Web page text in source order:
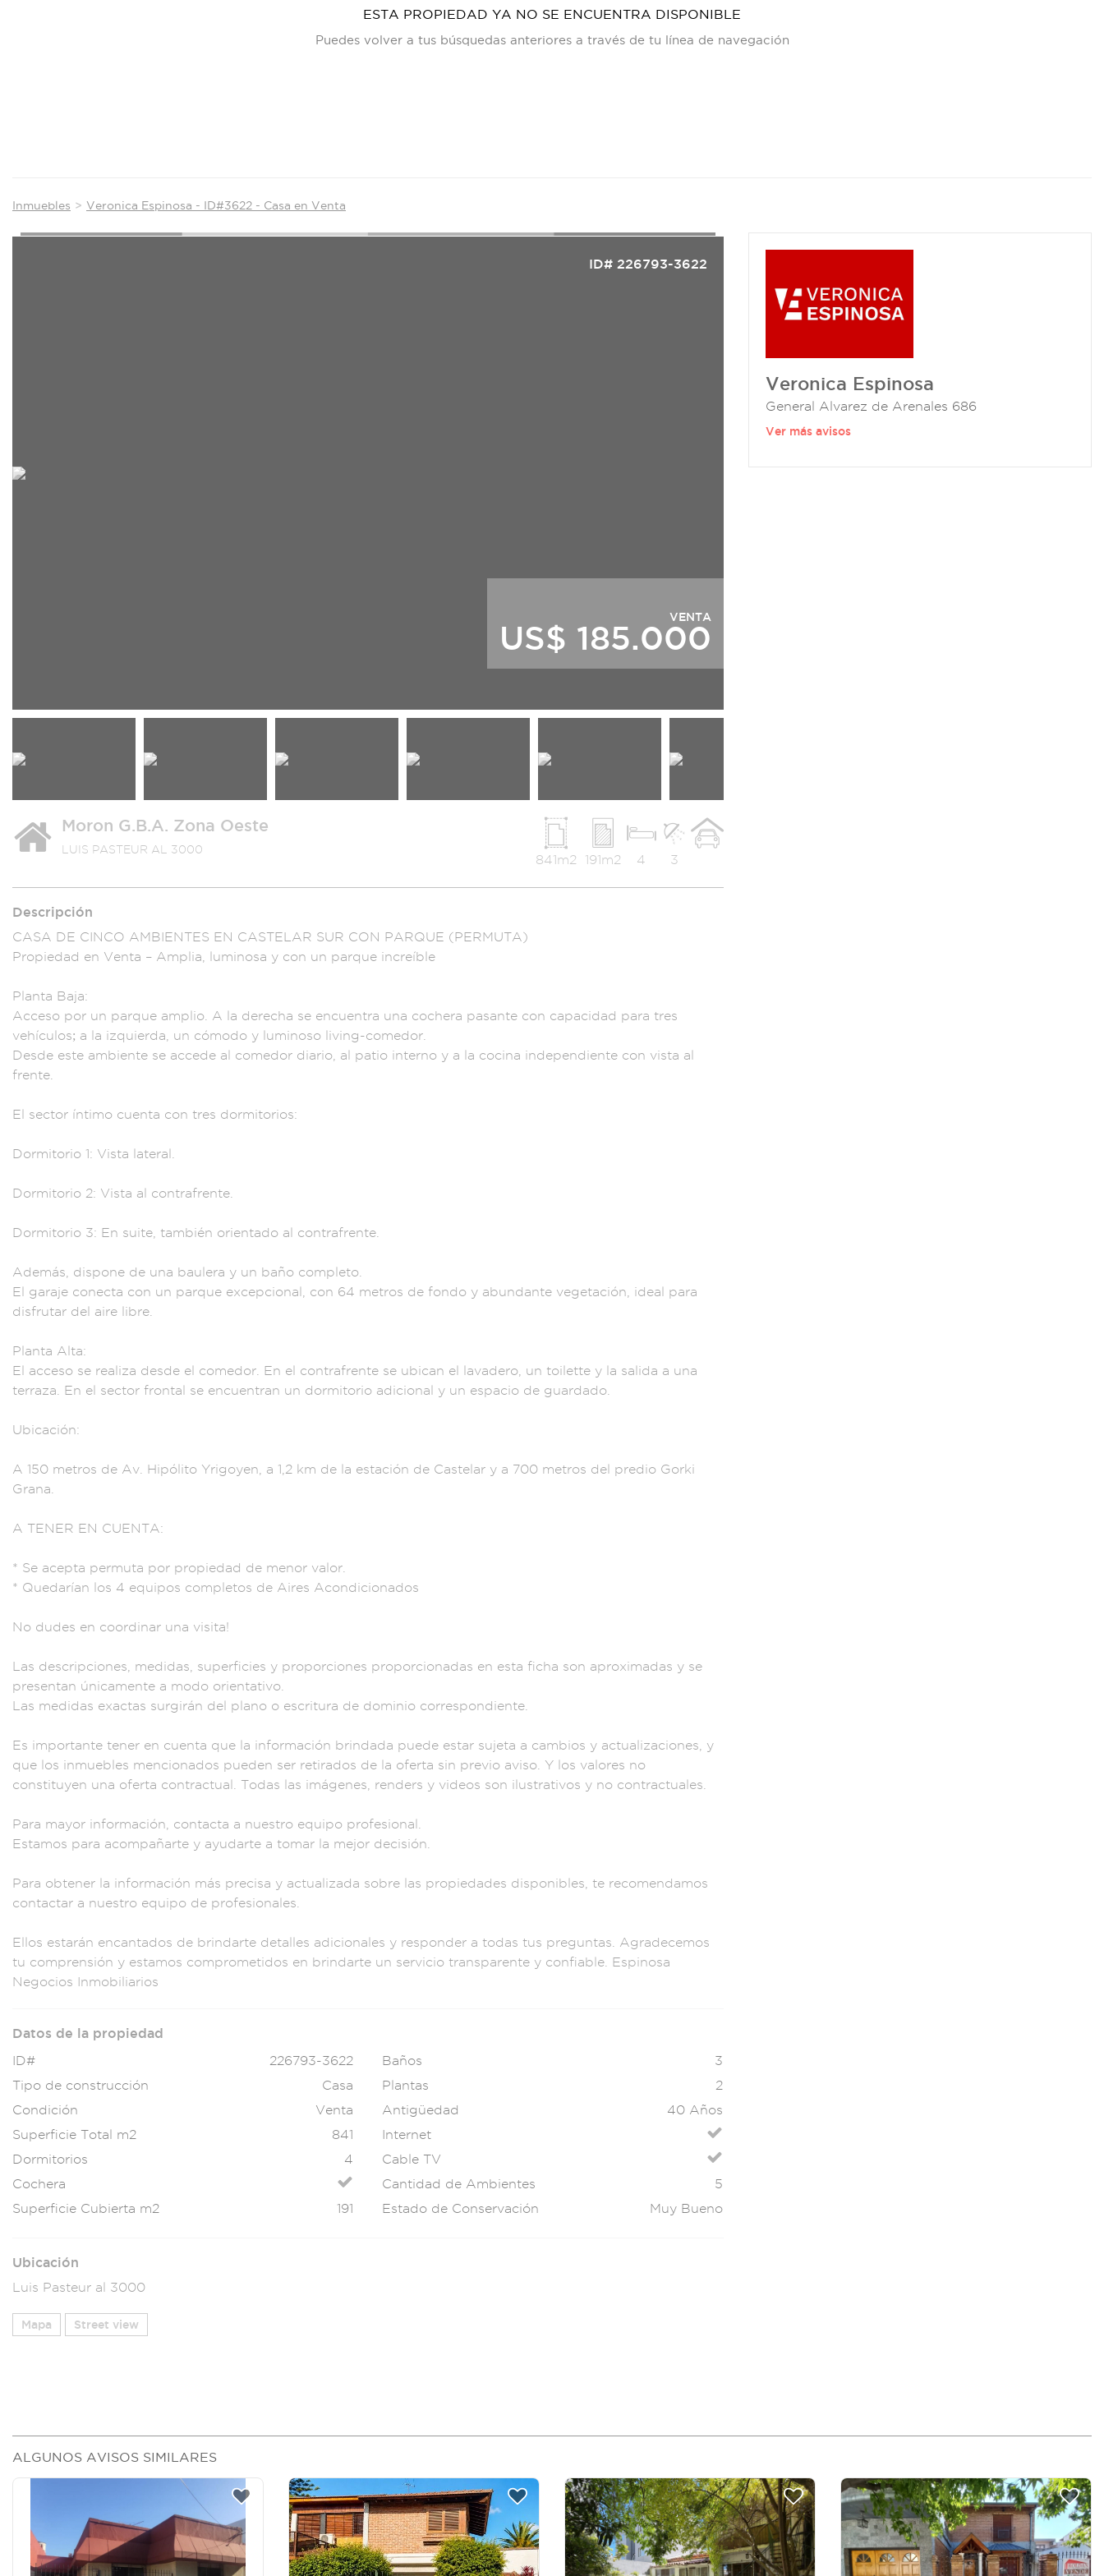
ESTA PROPIEDAD YA NO SE ENCUENTRA DISPONIBLE
Puedes volver a tus búsquedas anteriores a través de tu línea de navegación
Inmuebles Veronica Espinosa - ID#3622 - Casa en Venta
ID# 226793-3622
VENTA
US$ 185.000
Moron G.B.A. Zona Oeste
LUIS PASTEUR AL 3000
3
4
191m2
841m2
Descripción
CASA DE CINCO AMBIENTES EN CASTELAR SUR CON PARQUE (PERMUTA)
Propiedad en Venta – Amplia, luminosa y con un parque increíble
P lanta Baja:
Acceso por un parque amplio. A la derecha se encuentra una cochera pasante con capacidad para tres
vehículos; a la izquierda, un cómodo y luminoso living-comedor.
Desde este ambiente se accede al comedor diario, al patio interno y a la cocina independiente con vista a
frente.
E l sector íntimo cuenta con tres dormitorios:
Dormitorio 1: Vista latera
Dormitorio 2: Vista al contrafrente.
Dormitorio 3: En suite, también orientado al contrafrente.
Además, dispone de una baulera y un baño compl eto.
El garaje conecta con un parque excepcional, con 64 metros de fondo y abundante vegetación, ideal para
disfrutar del aire libre.
Planta A lta:
El acceso se realiza desde el comedor. En el contrafrente se ubican el lavadero, un toilette y la sal ida a una
terraza. En el sector frontal se encuentran un dormitorio adicional y un espacio de guardado
Ubicación:
A 150 metros de Av. Hipólito Yrigoyen, a 1, 2 km de la estación de Castelar y a 700 metros del predio Gorki
Grana.
A TENER EN CUENTA:
* Se acepta permuta por propiedad de menor valor.
* Quedarían los 4 equipos completos de Aires Acondicionados
No dudes en coordinar una visita!
Las descripciones, medidas, superficies y proporciones proporcionadas en esta ficha son aproximadas y se
presentan únicamente a modo orientativo.
Las medidas exactas surgirán del plano o escritura de dominio correspondiente.
Es importante tener en cuenta que la información brindada puede estar sujeta a cambios y actualizaciones , y
que los inmuebles mencionados pueden ser retirados de la oferta sin previo aviso. Y los valores no
constituyen una oferta contractual . Todas las imágenes, renders y videos son ilustrativos y no contractuales.
Para mayor información, contacta a nuestro equipo profesional.
Estamos para acompañarte y ayudarte a tomar la mejor decisión.
Para obtener la información más precisa y actualizada sobre las propiedades disponibles, te recomendamos
contactar a nuestro equipo de profesionales.
Ellos estarán encantados de brindarte detal les adicionales y responder a todas tus preguntas. Agradecemos
tu comprensión y estamos comprometidos en brindarte un servicio transparente y confiable. Espinosa
Negocios Inmobi liarios
Datos de la propiedad
ID#
226793-3622
Tipo de construcción
Casa
Condición
Venta
Superficie Total m2
841
Dormitorios
4
Cochera
Superficie Cubierta m2
191
Baños
3
Plantas
2
Antigüedad
40 Años
Internet
Cable TV
Cantidad de Ambientes
5
Estado de Conservación
Muy Bueno
Ubicación
Luis Pasteur al 3000
Mapa Street view
Veronica Espinosa
General Alvarez de Arenales 686
Ver más avisos
ALGUNOS AVISOS SIMILARES